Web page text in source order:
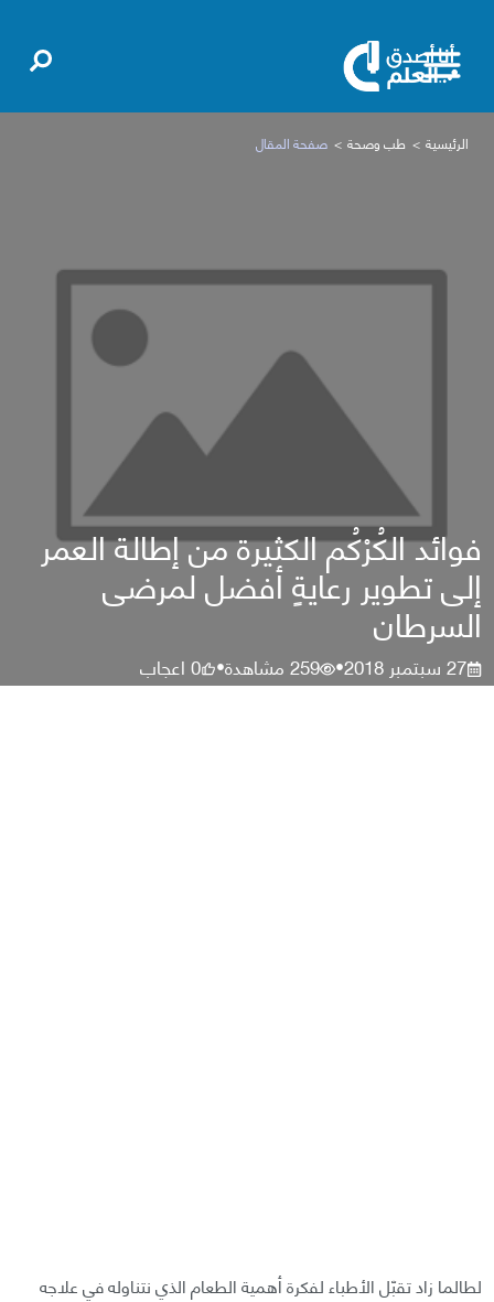
الرئيسية طب وصحة صفحة المقال
فوائد الكُرْكُم الكثيرة من إطالة العمر
إلى تطوير رعايةٍ أفضل لمرضى
السرطان
27 سبتمبر 2018 •
259مشاهدة•
0اعجاب
لطالما زاد تقبّل الأطباء لفكرة أهمية الطعام الذي نتناوله في علاجه